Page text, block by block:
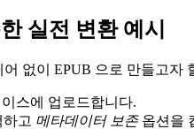
실전 변환 예시
없이 EPUB 으로 만들고자
스에 업로드합니다.
하고 메타데이터 보존옵션을